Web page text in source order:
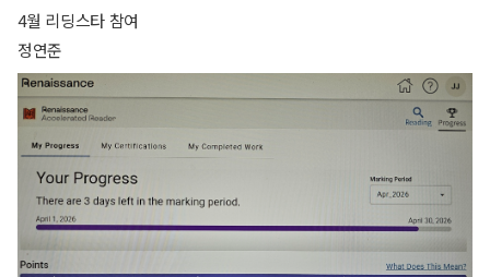
4월 리딩스타 참여
정연준